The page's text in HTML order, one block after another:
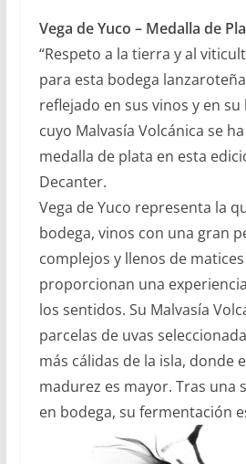
Vega de Yuco – Medalla de
“Respeto a la tierra y al
para esta bodega
reflejado en sus vinos y en su
cuyo Malvasía Volcánica se
medalla de plata en esta
Decanter.
Vega de Yuco representa la
bodega, vinos con una gran
complejos y llenos de
proporcionan una
los sentidos. Su Malvasía
parcelas de uvas
más cálidas de la isla, donde
madurez es mayor. Tras una
en bodega, su fermentación